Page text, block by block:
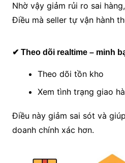
Nhờ vậy giảm rủi ro sai
Điều mà seller tự vận hành
✔ Theo dõi realtime – minh
Theo dõi tồn kho
Xem tình trạng giao
Điều này giảm sai sót và
doanh chính xác hơn.